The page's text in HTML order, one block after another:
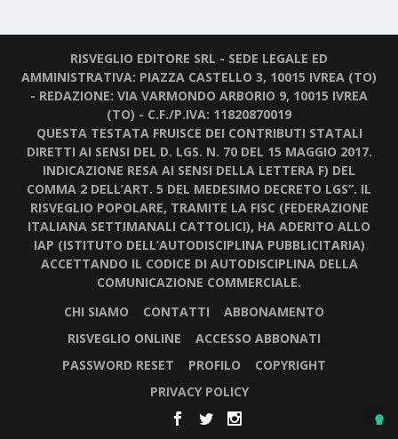
RISVEGLIO EDITORE SRL - SEDE LEGALE ED
AMMINISTRATIVA: PIAZZA CASTELLO 3, 10015 IVREA (TO)
- REDAZIONE: VIA VARMONDO ARBORIO 9, 10015 IVREA
(TO) - C.F./P.IVA: 11820870019
QUESTA TESTATA FRUISCE DEI CONTRIBUTI STATALI
DIRETTI AI SENSI DEL D. LGS. N. 70 DEL 15 MAGGIO 2017.
INDICAZIONE RESA AI SENSI DELLA LETTERA F) DEL
COMMA 2 DELL’ART. 5 DEL MEDESIMO DECRETO LGS”. IL
RISVEGLIO POPOLARE, TRAMITE LA FISC (FEDERAZIONE
ITALIANA SETTIMANALI CATTOLICI), HA ADERITO ALLO
IAP (ISTITUTO DELL’AUTODISCIPLINA PUBBLICITARIA)
ACCETTANDO IL CODICE DI AUTODISCIPLINA DELLA
COMUNICAZIONE COMMERCIALE.
CHI SIAMO
CONTATTI
ABBONAMENTO
RISVEGLIO ONLINE
ACCESSO ABBONATI
PASSWORD RESET
PROFILO
COPYRIGHT
PRIVACY POLICY